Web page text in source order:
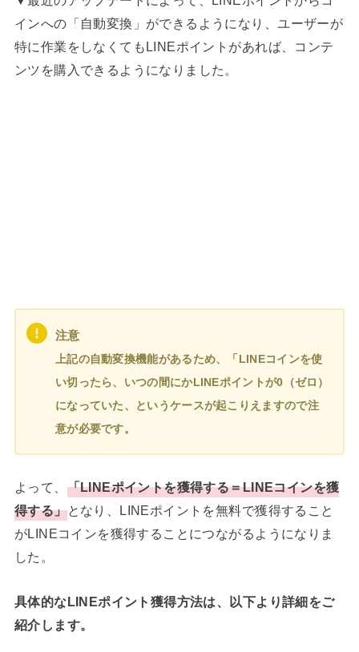
インへの「自動変換」ができるようになり、ユーザーが
特に作業をしなくてもLINEポイントがあれば、コンテ
ンツを購入できるようになりました。
注意
上記の自動変換機能があるため、「LINEコインを使
い切ったら、いつの間にかLINEポイントが0（ゼロ）
になっていた、というケースが起こりえますので注
意が必要です。
よって、 「LINEポイントを獲得する＝LINEコインを獲
得する」となり、LINEポイントを無料で獲得すること
がLINEコインを獲得することにつながるようになりま
した。
具体的なLINEポイント獲得方法は、以下より詳細をご
紹介します。